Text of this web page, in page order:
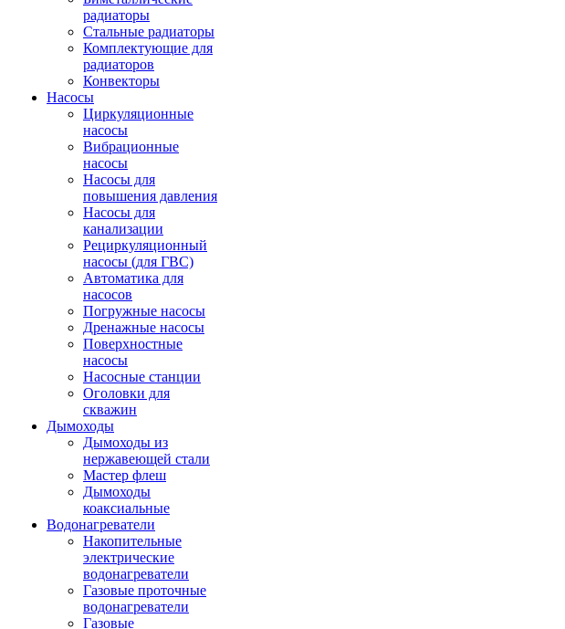
радиаторы
Стальные радиаторы
Комплектующие для
радиаторов
Конвекторы
Насосы
Циркуляционные
насосы
Вибрационные
насосы
Насосы для
повышения давления
Насосы для
канализации
Рециркуляционный
насосы (для ГВС)
Автоматика для
насосов
Погружные насосы
Дренажные насосы
Поверхностные
насосы
Насосные станции
Оголовки для
скважин
Дымоходы
Дымоходы из
нержавеющей стали
Мастер флеш
Дымоходы
коаксиальные
Водонагреватели
Накопительные
электрические
водонагреватели
Газовые проточные
водонагреватели
Газовые